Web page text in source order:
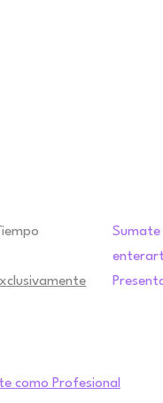
Sumate
como Profesional